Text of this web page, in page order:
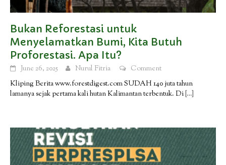
Bukan Reforestasi untuk
Menyelamatkan Bumi, Kita Butuh
Proforestasi. Apa Itu?
June 26, 2025 Nurul Fitria
Comment
Kliping Berita www.forestdigest.com SUDAH 140 juta tahun
lamanya sejak pertama kali hutan Kalimantan terbentuk. Di […]